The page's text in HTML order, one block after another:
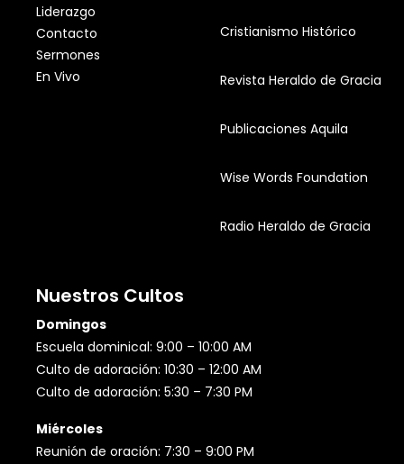
Liderazgo
Contacto
Sermones
En Vivo
Cristianismo Histórico
Revista Heraldo de Gracia
Publicaciones Aquila
Wise Words Foundation
Radio Heraldo de Gracia
Nuestros Cultos
Domingos
Escuela dominical: 9:00 – 10:00 AM
Culto de adoración: 10:30 – 12:00 AM
Culto de adoración: 5:30 – 7:30 PM
Miércoles
Reunión de oración: 7:30 – 9:00 PM